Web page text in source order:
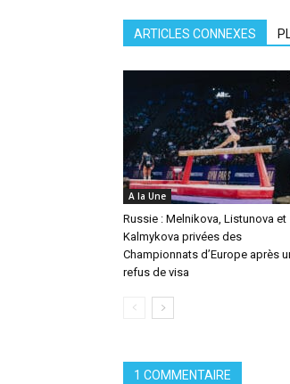
ARTICLES CONNEXES
A la Une
Russie : Melnikova, Listunova et
Kalmykova privées des
Championnats d’Europe après
refus de visa
1 COMMENTAIRE